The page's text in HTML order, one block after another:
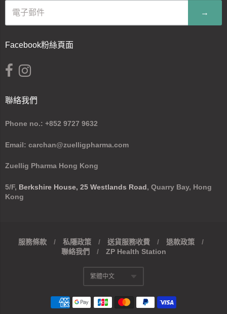
→
Facebook粉絲頁面
聯絡我們
Phone no.: +852 9727 9632
Email: carchan@zuelligpharma.com
Zuellig Pharma Hong Kong
5/F, Berkshire House, 25 Westlands Road, Quarry Bay, Hong
Kong
Footer
服務條款 / 私隱政策 / 送貨服務收費 / 退款政策
/
聯絡我們
/ ZP Health Station
Translation
繁體中文